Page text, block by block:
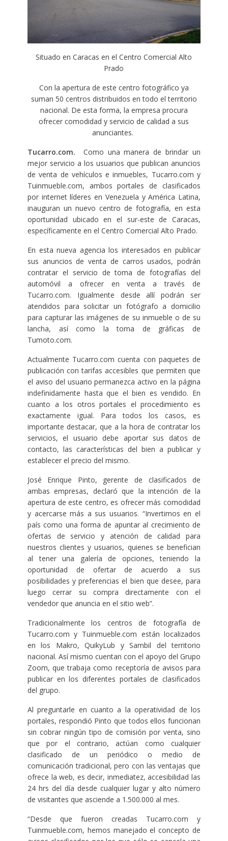
Situado en Caracas en el Centro Comercial Alto
Prado
Con la apertura de este centro fotográfico ya
suman 50 centros distribuidos en todo el territorio
nacional. De esta forma, la empresa procura
ofrecer comodidad y servicio de calidad a sus
anunciantes.
Tucarro.com. Como una manera de brindar un
mejor servicio a los usuarios que publican anuncios
de venta de vehículos e inmuebles, Tucarro.com y
Tuinmueble.com, ambos portales de clasificados
por internet líderes en Venezuela y América Latina,
inauguran un nuevo centro de fotografía, en esta
oportunidad ubicado en el sur-este de Caracas,
específicamente en el Centro Comercial Alto Prado.
En esta nueva agencia los interesados en publicar
sus anuncios de venta de carros usados, podrán
contratar el servicio de toma de fotografías del
automóvil a ofrecer en venta a través de
Tucarro.com. Igualmente desde allí podrán ser
atendidos para solicitar un fotógrafo a domicilio
para capturar las imágenes de su inmueble o de su
lancha, así como la toma de gráficas de
Tumoto.com.
Actualmente Tucarro.com cuenta con paquetes de
publicación con tarifas accesibles que permiten que
el aviso del usuario permanezca activo en la página
indefinidamente hasta que el bien es vendido. En
cuanto a los otros portales el procedimiento es
exactamente igual. Para todos los casos, es
importante destacar, que a la hora de contratar los
servicios, el usuario debe aportar sus datos de
contacto, las características del bien a publicar y
establecer el precio del mismo.
José Enrique Pinto, gerente de clasificados de
ambas empresas, declaró que la intención de la
apertura de este centro, es ofrecer más comodidad
y acercarse más a sus usuarios. “Invertimos en el
país como una forma de apuntar al crecimiento de
ofertas de servicio y atención de calidad para
nuestros clientes y usuarios, quienes se benefician
al tener una galería de opciones, teniendo la
oportunidad de ofertar de acuerdo a sus
posibilidades y preferencias el bien que desee, para
luego cerrar su compra directamente con el
vendedor que anuncia en el sitio web”.
Tradicionalmente los centros de fotografía de
Tucarro.com y Tuinmueble.com están localizados
en los Makro, QuikyLub y Sambil del territorio
nacional. Así mismo cuentan con el apoyo del Grupo
Zoom, que trabaja como receptoría de avisos para
publicar en los diferentes portales de clasificados
del grupo.
Al preguntarle en cuanto a la operatividad de los
portales, respondió Pinto que todos ellos funcionan
sin cobrar ningún tipo de comisión por venta, sino
que por el contrario, actúan como cualquier
clasificado de un periódico o medio de
comunicación tradicional, pero con las ventajas que
ofrece la web, es decir, inmediatez, accesibilidad las
24 hrs del día desde cualquier lugar y alto número
de visitantes que asciende a 1.500.000 al mes.
“Desde que fueron creadas Tucarro.com y
Tuinmueble.com, hemos manejado el concepto de